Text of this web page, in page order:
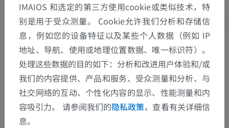
翻译
发现错误？
欢迎提出更正、翻译或内容改进的建议。
检举错误
IMAIOS 和选定的第三方使用cookie或类似技术，特
别是用于受众测量。 Cookie允许我们分析和存储信
息，例如您的设备特征以及某些个人数据（例如 IP
地址、导航、使用或地理位置数据、唯一标识符）。
处理这些数据的目的如下：分析和改进用户体验和/或
我们的内容提供、产品和服务、受众测量和分析、与
社交网络的互动、个性化内容的显示、性能测量和内
容吸引力。 请参阅我们的隐私政策，查看有关详细信
息。